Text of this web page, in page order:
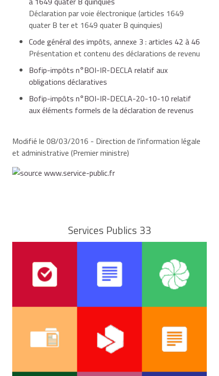
Déclaration par voie électronique (articles 1649
quater B ter et 1649 quater B quinquies)
Code général des impôts, annexe 3 : articles 42 à 46
Présentation et contenu des déclarations de revenu
Bofip-impôts n°BOI-IR-DECLA relatif aux
obligations déclaratives
Bofip-impôts n°BOI-IR-DECLA-20-10-10 relatif
aux éléments formels de la déclaration de revenus
Modifié le 08/03/2016 - Direction de l'information légale
et administrative (Premier ministre)
Services Publics 33